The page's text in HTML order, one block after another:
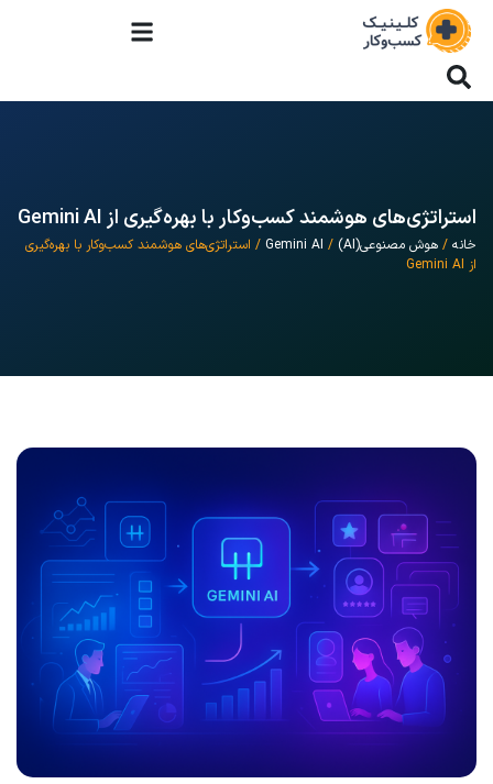
استراتژی‌های هوشمند کسب‌وکار با بهره‌گیری از Gemini AI
خانه / هوش مصنوعی(AI) /
Gemini AI / استراتژی‌های هوشمند کسب‌وکار با بهره‌گیری
از Gemini AI